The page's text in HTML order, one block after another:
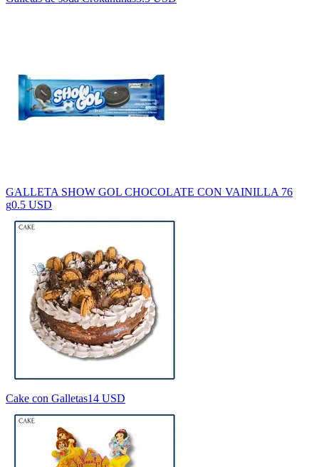
GALLETA SHOW GOL CHOCOLATE CON VAINILLA 76
g0.5 USD
Cake con Galletas14 USD